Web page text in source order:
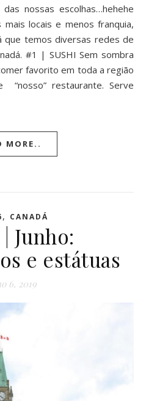
nossas escolhas…hehehe
locais e menos franquia,
que temos diversas redes de
#1 | SUSHI Sem sombra
favorito em toda a região
“nosso” restaurante. Serve
MORE..
, CANADÁ
Junho:
e estátuas
6, 2019